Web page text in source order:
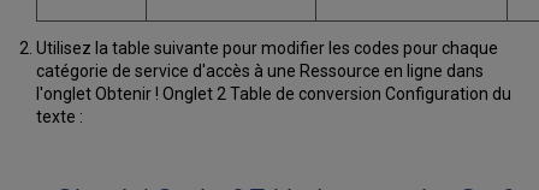
Utilisez la table suivante pour modifier les codes pour chaque
catégorie de service d'accès à une Ressource en ligne dans
l'onglet Obtenir ! Onglet 2 Table de conversion Configuration du
texte :